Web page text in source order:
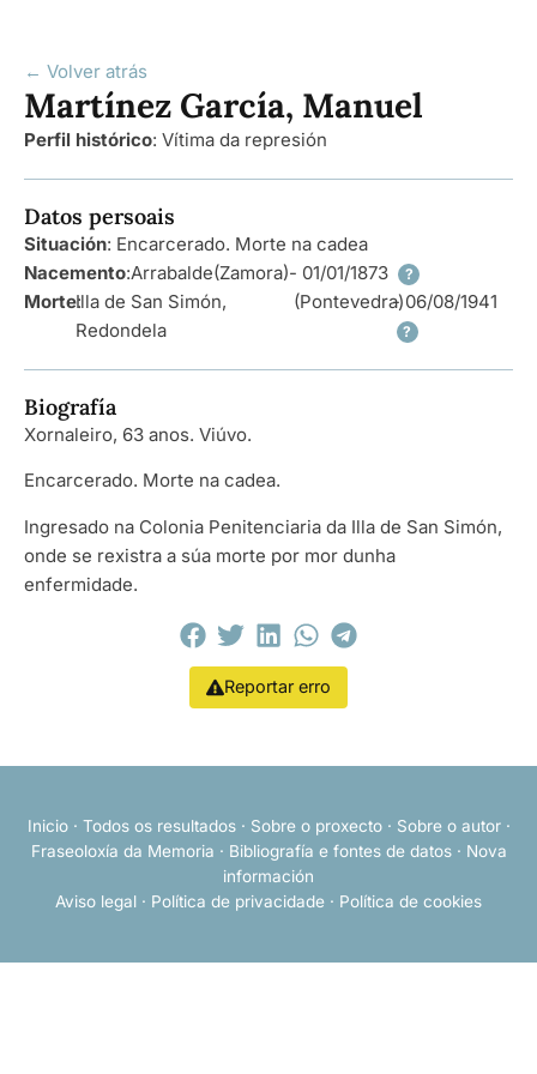
← Volver atrás
Martínez García, Manuel
Perfil histórico: Vítima da represión
Datos persoais
Situación: Encarcerado. Morte na cadea
Nacemento:Arrabalde(Zamora)- 01/01/1873 ?
Morte:
Illa de San Simón,
Redondela
(Pontevedra)- 06/08/1941
?
Biografía
Xornaleiro, 63 anos. Viúvo.
Encarcerado. Morte na cadea.
Ingresado na Colonia Penitenciaria da Illa de San Simón,
onde se rexistra a súa morte por mor dunha
enfermidade.
Reportar erro
Inicio· Todos os resultados· Sobre o proxecto· Sobre o autor·
Fraseoloxía da Memoria · Bibliografía e fontes de datos· Nova
información
Aviso legal · Política de privacidade · Política de cookies